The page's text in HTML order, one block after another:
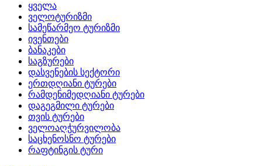
ყველა
ველოტურიზმი
სამეწარმეო ტურიზმი
ივენთები
ბანაკები
საგზურები
დასვენების სექტორი
ერთდღიანი ტურები
რამდენიმედღიანი ტურები
დაგეგმილი ტურები
თვის ტურები
ველოაღჭურვილობა
საცხენოსნო ტურები
რაფტინგის ტური